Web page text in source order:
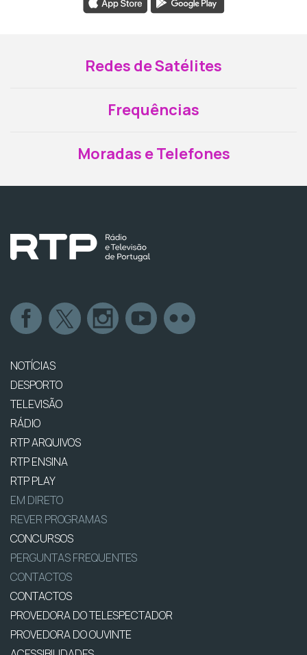
Redes de Satélites
Frequências
Moradas e Telefones
NOTÍCIAS
DESPORTO
TELEVISÃO
RÁDIO
RTP ARQUIVOS
RTP ENSINA
RTP PLAY
EM DIRETO
REVER PROGRAMAS
CONCURSOS
PERGUNTAS FREQUENTES
CONTACTOS
CONTACTOS
PROVEDORA DO TELESPECTADOR
PROVEDORA DO OUVINTE